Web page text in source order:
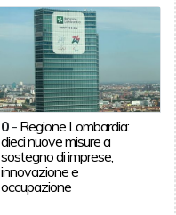
0 - Regione Lombardia:
dieci nuove misure a
sostegno di imprese,
innovazione e
occupazione